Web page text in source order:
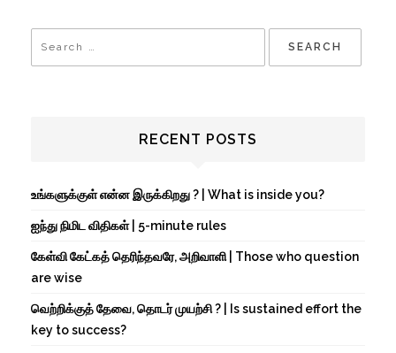
RECENT POSTS
உங்களுக்குள் என்ன இருக்கிறது ? | What is inside you?
ஐந்து நிமிட விதிகள் | 5-minute rules
கேள்வி கேட்கத் தெரிந்தவரே, அறிவாளி | Those who question
are wise
வெற்றிக்குத் தேவை, தொடர் முயற்சி ? | Is sustained effort the
key to success?